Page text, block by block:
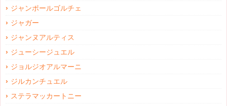
ジャンポールゴルチェ
ジャガー
ジャンヌアルティス
ジューシージュエル
ジョルジオアルマーニ
ジルカンチュエル
ステラマッカートニー